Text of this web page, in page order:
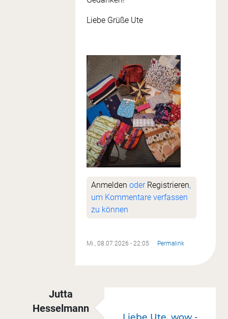
Liebe Grüße Ute
Anmelden oder Registrieren,
um Kommentare verfassen
zu können
Mi., 08.07.2026 - 22:05 Permalink
Jutta
Hesselmann
Liebe Ute, wow -